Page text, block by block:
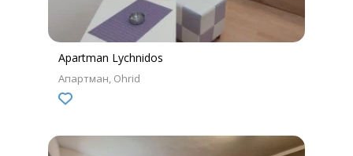
Apartman Lychnidos
Апартман Ohrid